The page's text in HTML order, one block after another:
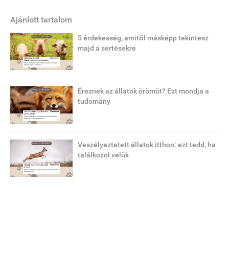
Ajánlott tartalom
5 érdekesség, amitől másképp tekintesz
majd a sertésekre
Éreznek az állatok örömöt? Ezt mondja a
tudomány
Veszélyeztetett állatok itthon: ezt tedd, ha
találkozol velük